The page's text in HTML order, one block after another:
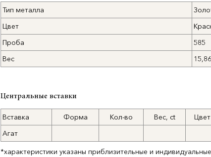
Тип металла
Цвет
Проба
585
Вес
15,86
Центральные вставки
Вставка Форма Кол-во Вес, ct Цвет
Агат
*характеристики указаны приблизительные и